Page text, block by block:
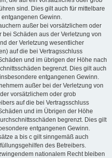
sind. Dies gilt auch für mittelbare
Gewinn.
außer bei vorsätzlichem oder
Schäden aus der Verletzung von
der Verletzung wesentlicher
auf die bei Vertragsschluss
und im übrigen der Höhe nach
begrenzt. Dies gilt auch
entgangenen Gewinn.
außer bei der Verletzung von
vorsätzlichem oder grob
auf die bei Vertragsschluss
und im Übrigen der Höhe
begrenzt. Dies gilt
entgangenen Gewinn.
a bis c gilt sinngemäß auch
des Betreibers.
nationalem Recht bleiben